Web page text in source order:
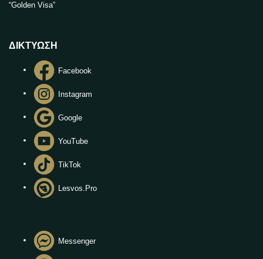
“Golden Visa”
ΔΙΚΤΥΩΣΗ
Facebook
Instagram
Google
YouTube
TikTok
Lesvos.Pro
Messenger